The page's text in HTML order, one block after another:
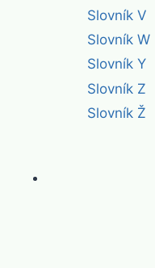
Slovník V
Slovník W
Slovník Y
Slovník Z
Slovník Ž